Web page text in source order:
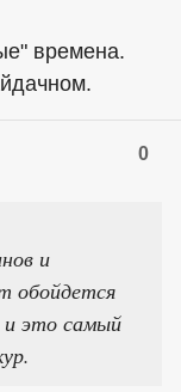
времена.
0
и
обойдется
это самый